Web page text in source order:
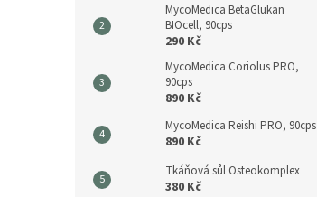
MycoMedica BetaGlukan
BIOcell, 90cps
290 Kč
MycoMedica Coriolus PRO,
90cps
890 Kč
MycoMedica Reishi PRO, 90cps
890 Kč
Tkáňová sůl Osteokomplex
380 Kč